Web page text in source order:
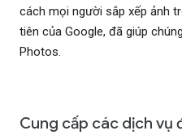
cách mọi người sắp xếp ảnh
tiên của Google, đã giúp
Photos.
Cung cấp các dịch vụ